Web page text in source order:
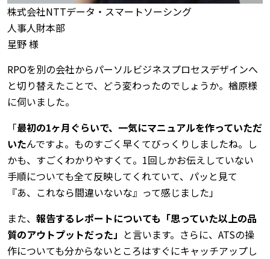
株式会社NTTデータ・スマートソーシング
人事人財本部
星野 様
RPOを別の会社からパーソルビジネスプロセスデザインへ
と切り替えたことで、どう変わったのでしょうか。楢原様
に伺いました。
「最初の1ヶ月ぐらいで、一気にマニュアルを作っていただ
いたんですよ。ものすごく早くてびっくりしましたね。し
かも、すごくわかりやすくて。1回しかお伝えしていない
手順についても全て反映してくれていて、パッと見て
『あ、これなら間違いないな』って感じました」
また、 報告するレポートについても「思っていた以上の品
質のアウトプットだった」 と言います。さらに、ATSの操
作についても分からないところはすぐにキャッチアップし